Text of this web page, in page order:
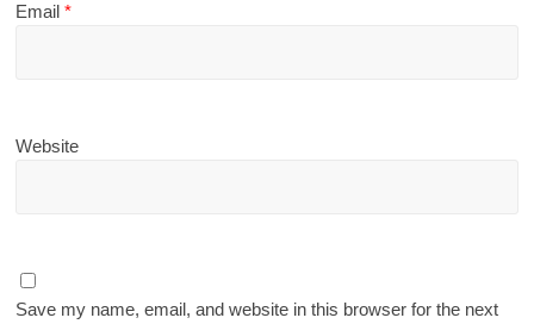
Email*
Website
Save my name, email, and website in this browser for the next